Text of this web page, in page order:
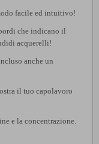
facile ed intuitivo!
che indicano il
acquerelli!
anche un
il tuo capolavoro
e la concentrazione.